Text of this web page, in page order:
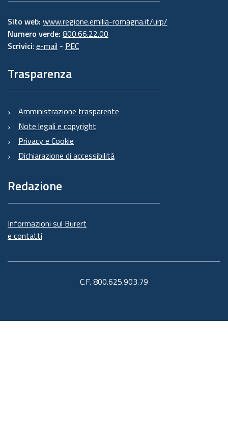
Sito web: www.regione.emilia-romagna.it/urp/
Numero verde: 800.66.22.00
Scrivici: e-mail - PEC
Trasparenza
Amministrazione trasparente
Note legali e copyright
Privacy e Cookie
Dichiarazione di accessibilità
Redazione
Informazioni sul Burert
e contatti
C.F. 800.625.903.79